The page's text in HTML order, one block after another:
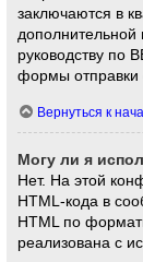
заключаются в
руководству по
формы отправки
Вернуться к
Могу ли я
Нет. На этой
HTML-кода в
HTML по
реализована с